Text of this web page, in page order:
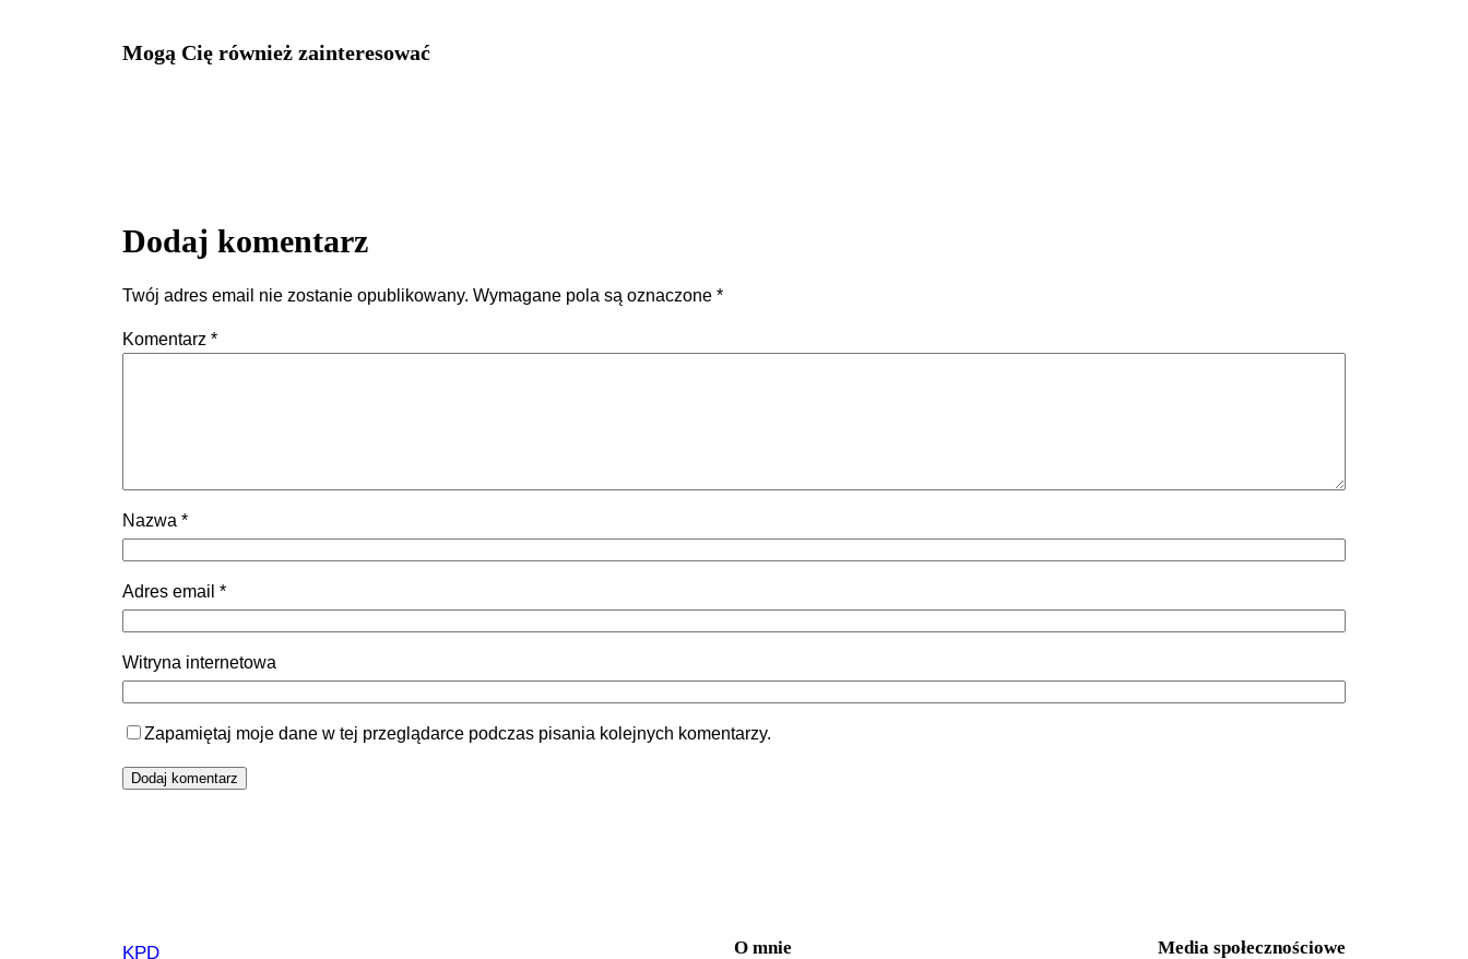
Mogą Cię również zainteresować
Dodaj komentarz
Twój adres email nie zostanie opublikowany. Wymagane pola są oznaczone *
Komentarz *
Nazwa *
Adres email *
Witryna internetowa
Zapamiętaj moje dane w tej przeglądarce podczas pisania kolejnych komentarzy.
KPD O mnie Media społecznościowe